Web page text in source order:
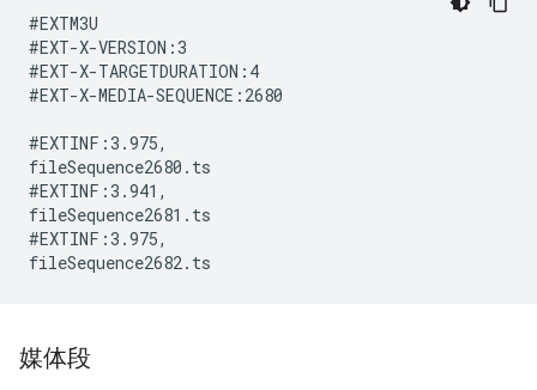
#EXTM3U
#EXT-X-VERSION:3
#EXT-X-TARGETDURATION:4
#EXT-X-MEDIA-SEQUENCE:2680
#EXTINF:3.975,
fileSequence2680.ts
#EXTINF:3.941,
fileSequence2681.ts
#EXTINF:3.975,
媒体段